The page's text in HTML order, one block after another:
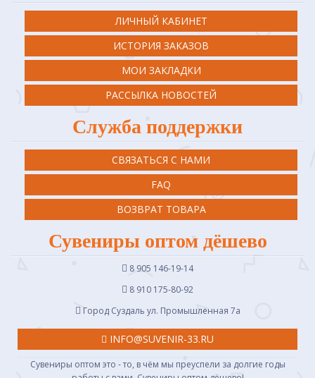
ЛИЧНЫЙ КАБИНЕТ
ИСТОРИЯ ЗАКАЗОВ
МОИ ЗАКЛАДКИ
РАССЫЛКА НОВОСТЕЙ
Служба поддержки
СВЯЗАТЬСЯ С НАМИ
FAQ
ВОЗВРАТ ТОВАРА
Сувениры оптом дёшево
8 905 146-19-14
8 910 175-80-92
Город Суздаль ул. Промышленная 7a
INFO@SUVENIR-33.RU
Сувениры оптом это - то, в чём мы преуспели за долгие годы